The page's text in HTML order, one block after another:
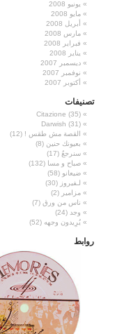
يونيو 2008
مايو 2008
أبريل 2008
مارس 2008
فبراير 2008
يناير 2008
ديسمبر 2007
نوفمبر 2007
أكتوبر 2007
تصنيفات
Citazione (35)
Darwish (31)
القصة مش طقس ! (12)
بعيونك حنين (8)
سنرجعُ (17)
صباح و مسا (132)
ضيعانو (58)
لـفيروز (30)
مزامير (2)
ناس من ورق (7)
وجد (24)
يُرِيدون وجهه (52)
روابط